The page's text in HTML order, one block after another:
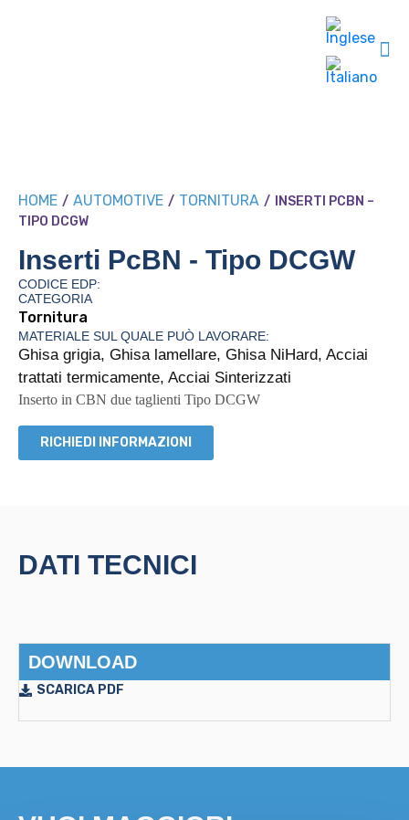
HOME / AUTOMOTIVE / TORNITURA /
INSERTI PCBN –
TIPO DCGW
Inserti PcBN - Tipo DCGW
CODICE EDP:
CATEGORIA
Tornitura
MATERIALE SUL QUALE PUÒ LAVORARE:
Ghisa grigia, Ghisa lamellare, Ghisa NiHard, Acciai
trattati termicamente, Acciai Sinterizzati
Inserto in CBN due taglienti Tipo DCGW
RICHIEDI INFORMAZIONI
DATI TECNICI
DOWNLOAD
SCARICA PDF